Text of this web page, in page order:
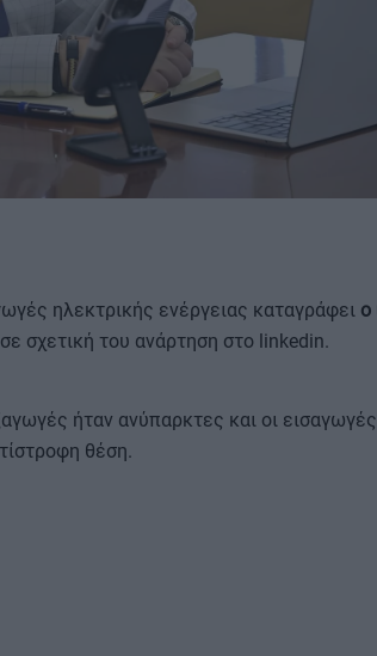
ΟΡΟΙ ΧΡΗΣΗΣ
ηλεκτρικής ενέργειας καταγράφει ο
σχετική του ανάρτηση στο linkedin.
ήταν ανύπαρκτες και οι
θέση.